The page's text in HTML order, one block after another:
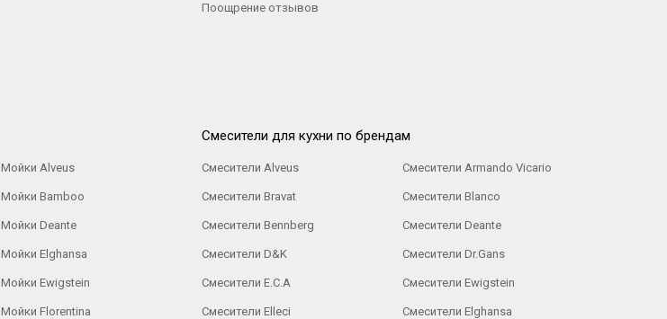
Поощрение отзывов
Мойки Alveus
Мойки Bamboo
Мойки Deante
Мойки Elghansa
Мойки Ewigstein
Мойки Florentina
Cмесители для кухни по брендам
Смесители Alveus Смесители Armando Vicario
Смесители Bravat Смесители Blanco
Смесители Bennberg Смесители Deante
Смесители D&K Смесители Dr.Gans
Смесители E.C.A Cмесители Ewigstein
Смесители Elleci Смесители Elghansa